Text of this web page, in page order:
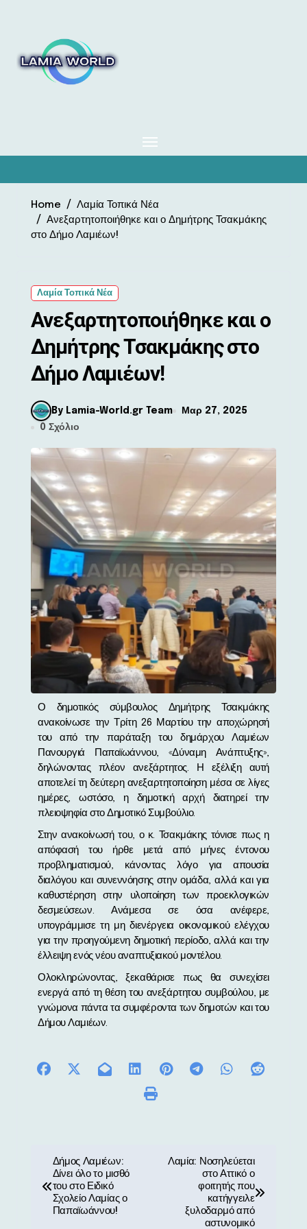
Home
Λαμία Τοπικά Νέα
Ανεξαρτητοποιήθηκε και ο Δημήτρης Τσακμάκης
στο Δήμο Λαμιέων!
Λαμία Τοπικά Νέα
Ανεξαρτητοποιήθηκε και ο
Δημήτρης Τσακμάκης στο
Δήμο Λαμιέων!
By Lamia-World.gr Team
Μαρ 27, 2025
0 Σχόλιο
Ο δημοτικός σύμβουλος Δημήτρης Τσακμάκης
ανακοίνωσε την Τρίτη 26 Μαρτίου την αποχώρησή
του από την παράταξη του δημάρχου Λαμιέων
Πανουργιά Παπαϊωάννου, «Δύναμη Ανάπτυξης»,
δηλώνοντας πλέον ανεξάρτητος. Η εξέλιξη αυτή
αποτελεί τη δεύτερη ανεξαρτητοποίηση μέσα σε λίγες
ημέρες, ωστόσο, η δημοτική αρχή διατηρεί την
πλειοψηφία στο Δημοτικό Συμβούλιο.
Στην ανακοίνωσή του, ο κ. Τσακμάκης τόνισε πως η
απόφασή του ήρθε μετά από μήνες έντονου
προβληματισμού, κάνοντας λόγο για απουσία
διαλόγου και συνεννόησης στην ομάδα, αλλά και για
καθυστέρηση στην υλοποίηση των προεκλογικών
δεσμεύσεων. Ανάμεσα σε όσα ανέφερε,
υπογράμμισε τη μη διενέργεια οικονομικού ελέγχου
για την προηγούμενη δημοτική περίοδο, αλλά και την
έλλειψη ενός νέου αναπτυξιακού μοντέλου.
Ολοκληρώνοντας, ξεκαθάρισε πως θα συνεχίσει
ενεργά από τη θέση του ανεξάρτητου συμβούλου, με
γνώμονα πάντα τα συμφέροντα των δημοτών και του
Δήμου Λαμιέων.
Δήμος Λαμιέων:
Δίνει όλο το μισθό
του στο Ειδικό
Σχολείο Λαμίας ο
Παπαϊωάννου!
Λαμία: Νοσηλεύεται
στο Αττικό ο
φοιτητής που
κατήγγειλε
ξυλοδαρμό από
αστυνομικό